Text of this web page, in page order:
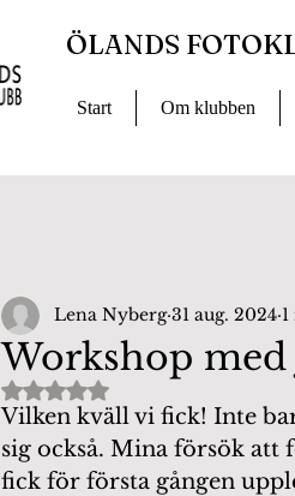
Start Om klubben
ÖLANDS
Workshop med
Lena Nyberg 31 aug. 2024
Betygsatt till NaN av 5
Vilken kväll vi fick! Inte
sig också. Mina försök att
fick för första gången